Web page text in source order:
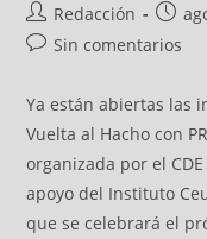
Redacción
Sin comentarios
Ya están abiertas las
Vuelta al Hacho con
organizada por el
apoyo del Instituto
que se celebrará el